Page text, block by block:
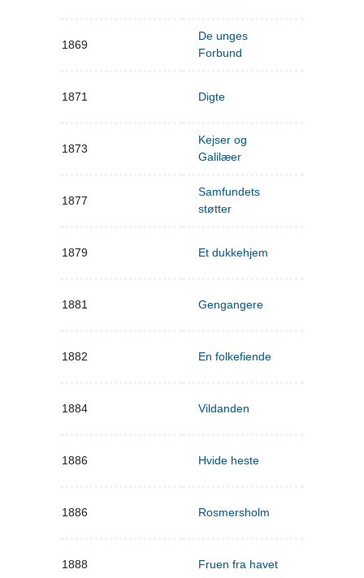
1869
De unges
Forbund
1871 Digte
1873
Kejser og
Galilæer
1877
Samfundets
støtter
1879 Et dukkehjem
1881 Gengangere
1882 En folkefiende
1884 Vildanden
1886 Hvide heste
1886 Rosmersholm
1888 Fruen fra havet